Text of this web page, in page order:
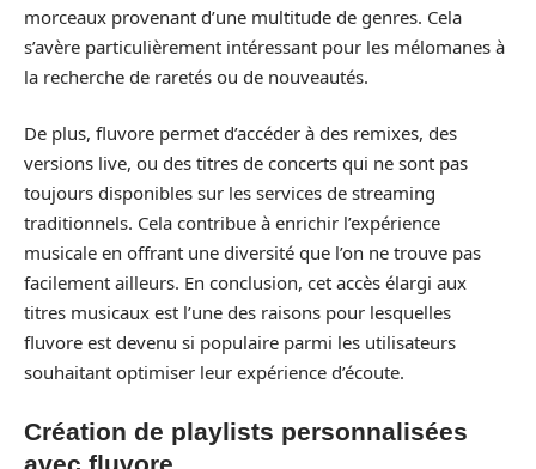
morceaux provenant d’une multitude de genres. Cela
s’avère particulièrement intéressant pour les mélomanes à
la recherche de raretés ou de nouveautés.
De plus, fluvore permet d’accéder à des remixes, des
versions live, ou des titres de concerts qui ne sont pas
toujours disponibles sur les services de streaming
traditionnels. Cela contribue à enrichir l’expérience
musicale en offrant une diversité que l’on ne trouve pas
facilement ailleurs. En conclusion, cet accès élargi aux
titres musicaux est l’une des raisons pour lesquelles
fluvore est devenu si populaire parmi les utilisateurs
souhaitant optimiser leur expérience d’écoute.
Création de playlists personnalisées
avec fluvore